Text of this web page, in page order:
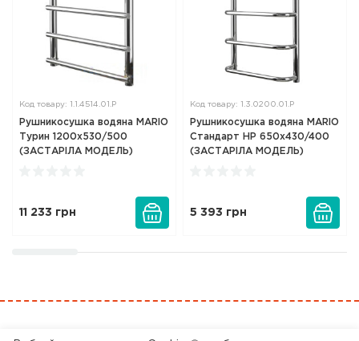
Код товару: 1.1.4514.01.Р
Рушникосушка водяна MARIO
Турин 1200x530/500
(ЗАСТАРІЛА МОДЕЛЬ)
11 233 грн
Код товару: 1.3.0200.01.P
Рушникосушка водяна MARIO
Стандарт HP 650x430/400
(ЗАСТАРІЛА МОДЕЛЬ)
5 393 грн